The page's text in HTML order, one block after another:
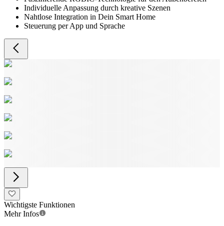
Individuelle Anpassung durch kreative Szenen
Nahtlose Integration in Dein Smart Home
Steuerung per App und Sprache
Wichtigste Funktionen
Mehr Infos